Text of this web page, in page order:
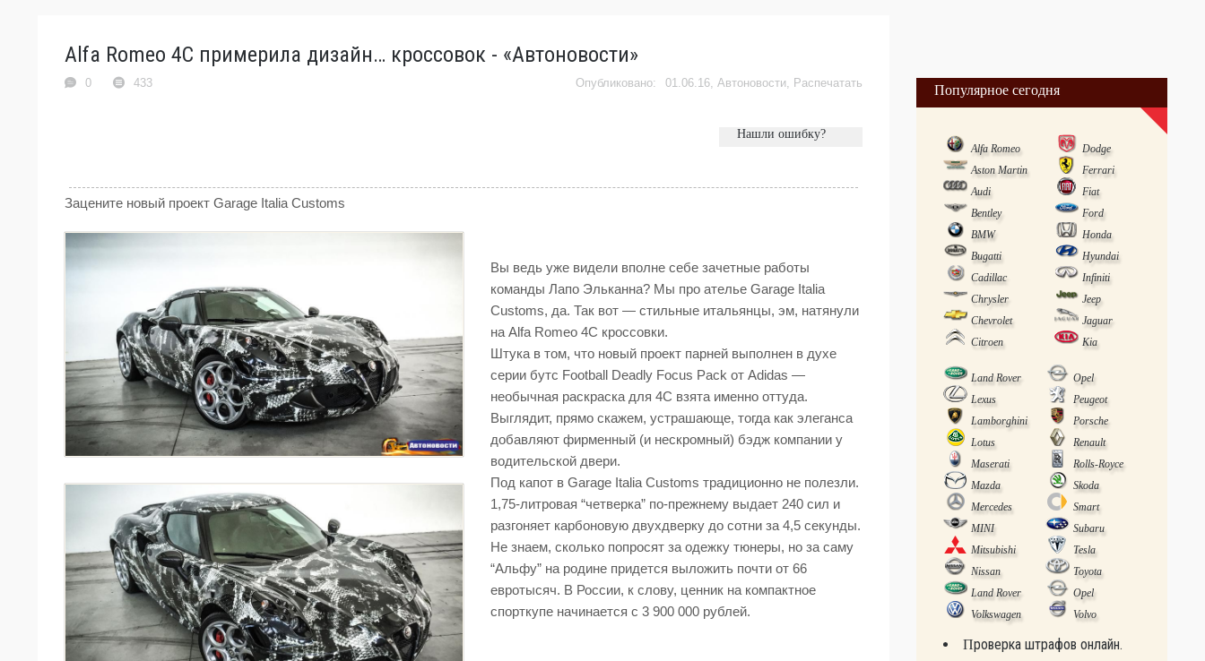
Alfa Romeo 4C примерила дизайн… кроссовок - «Автоновости»
01.06.16, Автоновости, Распечатать
0 433
Нашли ошибку?
Зацените новый проект Garage Italia Customs
Вы ведь уже видели вполне себе зачетные работы
команды Лапо Эльканна? Мы про ателье Garage Italia
Customs, да. Так вот — стильные итальянцы, эм, натянули
на Alfa Romeo 4C кроссовки.
Штука в том, что новый проект парней выполнен в духе
серии бутс Football Deadly Focus Pack от Adidas —
необычная раскраска для 4C взята именно оттуда.
Выглядит, прямо скажем, устрашающе, тогда как элеганса
добавляют фирменный (и нескромный) бэдж компании у
водительской двери.
Под капот в Garage Italia Customs традиционно не полезли.
1,75-литровая “четверка” по-прежнему выдает 240 сил и
разгоняет карбоновую двухдверку до сотни за 4,5 секунды.
Не знаем, сколько попросят за одежку тюнеры, но за саму
“Альфу” на родине придется выложить почти от 66
евротысяч. В России, к слову, ценник на компактное
спорткупе начинается с 3 900 000 рублей.
Популярное сегодня
Alfa Romeo
Dodge
Aston Martin
Ferrari
Audi
Fiat
Bentley
Ford
BMW
Honda
Bugatti
Hyundai
Cadillac
Infiniti
Chrysler
Jeep
Chevrolet
Jaguar
Citroen
Kia
Land Rover
Opel
Lexus
Peugeot
Lamborghini
Porsche
Lotus
Renault
Maserati
Rolls-Royce
Mazda
Skoda
Mercedes
Smart
MINI
Subaru
Mitsubishi
Tesla
Nissan
Toyota
Land Rover
Opel
Volkswagen
Volvo
Проверка штрафов онлайн.